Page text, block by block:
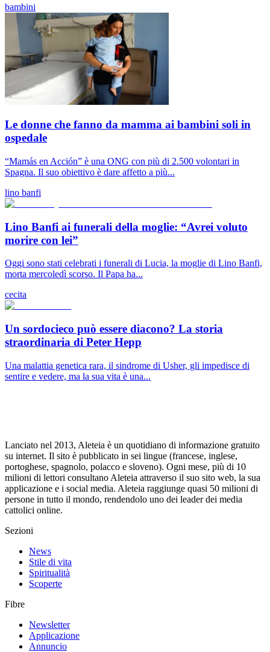
bambini
Le donne che fanno da mamma ai bambini soli in
ospedale
“Mamás en Acción” è una ONG con più di 2.500 volontari in
Spagna. Il suo obiettivo è dare affetto a più...
lino banfi
Lino Banfi ai funerali della moglie: “Avrei voluto
morire con lei”
Oggi sono stati celebrati i funerali di Lucia, la moglie di Lino Banfi,
morta mercoledì scorso. Il Papa ha...
cecita
Un sordocieco può essere diacono? La storia
straordinaria di Peter Hepp
Una malattia genetica rara, il sindrome di Usher, gli impedisce di
sentire e vedere, ma la sua vita è una...
Lanciato nel 2013, Aleteia è un quotidiano di informazione gratuito
su internet. Il sito è pubblicato in sei lingue (francese, inglese,
portoghese, spagnolo, polacco e sloveno). Ogni mese, più di 10
milioni di lettori consultano Aleteia attraverso il suo sito web, la sua
applicazione e i social media. Aleteia raggiunge quasi 50 milioni di
persone in tutto il mondo, rendendolo uno dei leader dei media
cattolici online.
Sezioni
News
Stile di vita
Spiritualità
Scoperte
Fibre
Newsletter
Applicazione
Annuncio